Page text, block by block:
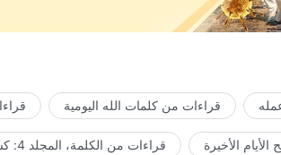
قراءات من كلمات الله اليومية قراءات
قراءات من الكلمة، المجلد 4: كشف أضداد المسيح